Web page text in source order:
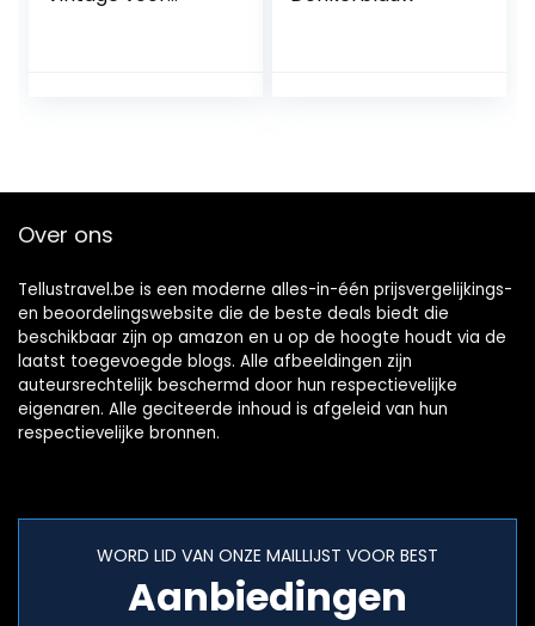
cognac
Over ons
Tellustravel.be is een moderne alles-in-één prijsvergelijkings-
en beoordelingswebsite die de beste deals biedt die
beschikbaar zijn op amazon en u op de hoogte houdt via de
laatst toegevoegde blogs. Alle afbeeldingen zijn
auteursrechtelijk beschermd door hun respectievelijke
eigenaren. Alle geciteerde inhoud is afgeleid van hun
respectievelijke bronnen.
WORD LID VAN ONZE MAILLIJST VOOR BEST
Aanbiedingen